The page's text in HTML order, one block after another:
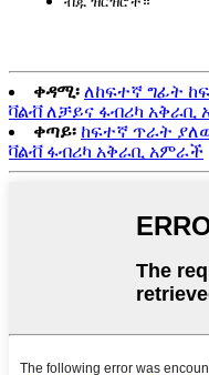
ቀዳሚ፡ ለከፍተኛ ግፊት
ቫልቭ ለቻይና ፋብሪካ አቅራቢ
ቀጣይ፡ ከፍተኛ ጥራት
ቫልቭ ፋብሪካ አቅራቢ አምራች